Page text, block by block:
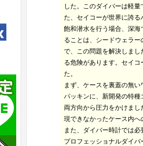
した。このダイバーは軽
た、セイコーが世界に誇
飽和潜水を行う場合、深
ることは、シードウェラ
で、この問題を解決しま
る危険があります。セイ
た。
まず、ケースを裏蓋の無
パッキンに、新開発の特
両方向から圧力をかけま
現できなかったケース内
また、ダイバー時計では
プロフェッショナルダイ